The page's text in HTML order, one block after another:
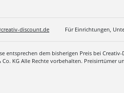
discount.de Für Einrichtungen,
entsprechen dem bisherigen Preis bei
KG Alle Rechte vorbehalten. Preisirrtümer